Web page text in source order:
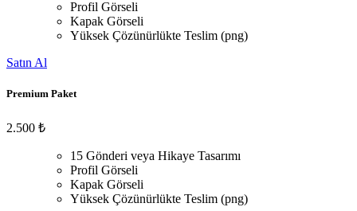
Profil Görseli
Kapak Görseli
Yüksek Çözünürlükte Teslim (png)
Satın Al
Premium Paket
2.500 ₺
15 Gönderi veya Hikaye Tasarımı
Profil Görseli
Kapak Görseli
Yüksek Çözünürlükte Teslim (png)